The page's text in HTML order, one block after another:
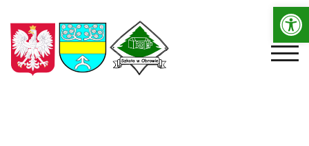
to
content